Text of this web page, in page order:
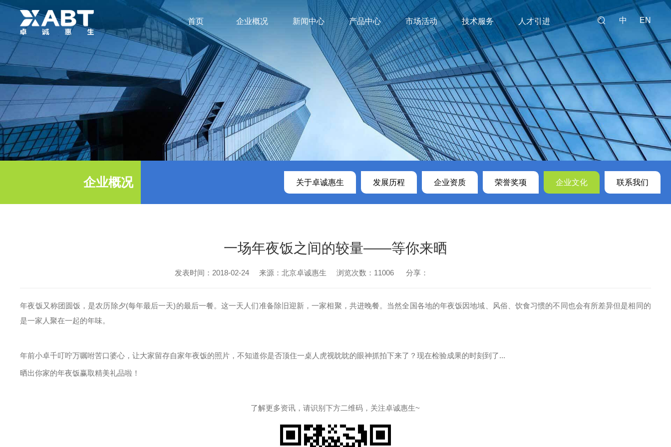
中 EN
首页 企业概况
关于卓诚惠生 企业资质 荣誉奖项 企业文化 联系我们
新闻中心
公司动态 公益活动 视频集锦
产品中心
试剂
门急诊产品
系列
住院产品系
列
科研诊断系列产品
呼吸道病原检测
发热伴出疹病原检测
腹泻病原检测
脑炎和媒介性病原检测
动物及药物源性鉴定
酸检测系统
高通量测序解决方案
LibPrep新型冠状病毒全基因组
建库试剂盒
LibPrep高通量测序自动建库仪
市场活动 技术服务
技术服务理念 技术干货实例 售后反馈 学术文献
人才引进
加入我们
企业概况 关于卓诚惠生 发展历程 企业资质 荣誉奖项 企业文化 联系我们
一场年夜饭之间的较量——等你来晒
发表时间：2018-02-24 来源：北京卓诚惠生 浏览次数：11006 分享：
年夜饭又称团圆饭，是农历除夕(每年最后一天)的最后一餐。这一天人们准备除旧迎新，一家相聚，共进晚餐。当然全国各地的年夜饭因地域、风俗、饮食习惯的不同也会有所差异但是相同的
是一家人聚在一起的年味。
年前小卓千叮咛万嘱咐苦口婆心，让大家留存自家年夜饭的照片，不知道你是否顶住一桌人虎视眈眈的眼神抓拍下来了？现在检验成果的时刻到了...
晒出你家的年夜饭赢取精美礼品啦！
了解更多资讯，请识别下方二维码，关注卓诚惠生~